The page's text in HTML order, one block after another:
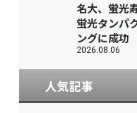
名大、蛍光
蛍光タンパ
ングに成功
2026.08.06
人気記事